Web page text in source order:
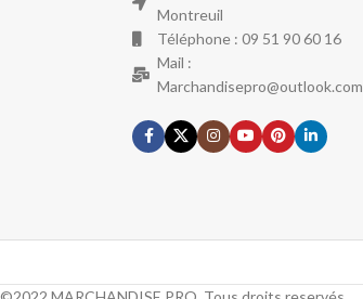
Montreuil
Téléphone : 09 51 90 60 16
Mail :
Marchandisepro@outlook.com